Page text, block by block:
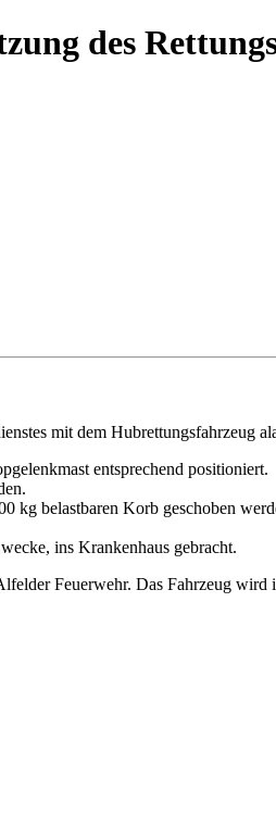
des
mit dem Hubrettungsfahrzeug
entsprechend positioniert.
belastbaren Korb geschoben
ins Krankenhaus gebracht.
Feuerwehr. Das Fahrzeug